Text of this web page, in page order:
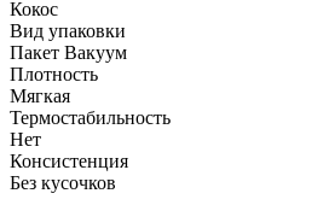
Кокос
Вид упаковки
Пакет Вакуум
Плотность
Мягкая
Термостабильность
Нет
Консистенция
Без кусочков